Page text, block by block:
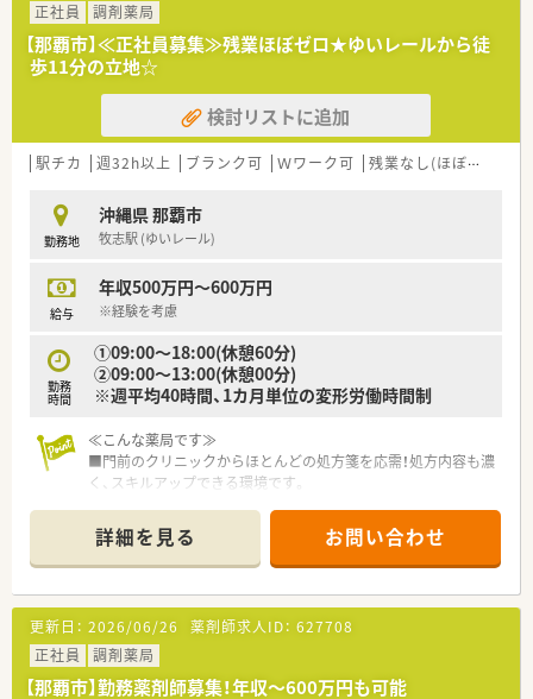
正社員
調剤薬局
【那覇市】≪正社員募集≫残業ほぼゼロ★ゆいレールから徒
歩11分の立地☆
検討リストに追加
駅チカ 週32h以上 ブランク可 Ｗワーク可 残業なし(ほぼなし含む)
勤務地
沖縄県 那覇市
牧志駅 (ゆいレール)
給与
年収500万円～600万円
※経験を考慮
勤務
時間
①09:00～18:00(休憩60分)
②09:00～13:00(休憩00分)
※週平均40時間、1カ月単位の変形労働時間制
≪こんな薬局です≫
■門前のクリニックからほとんどの処方箋を応需！処方内容も濃
く、スキルアップできる環境です。
■定時で帰宅できますのでご家庭と両立しやすい環境です。
詳細を見る お問い合わせ
更新日： 2026/06/26 薬剤師求人ID： 627708
正社員
調剤薬局
【那覇市】勤務薬剤師募集！年収～600万円も可能